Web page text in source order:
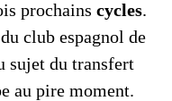
prochains cycles.
club espagnol de
sujet du transfert
au pire moment.